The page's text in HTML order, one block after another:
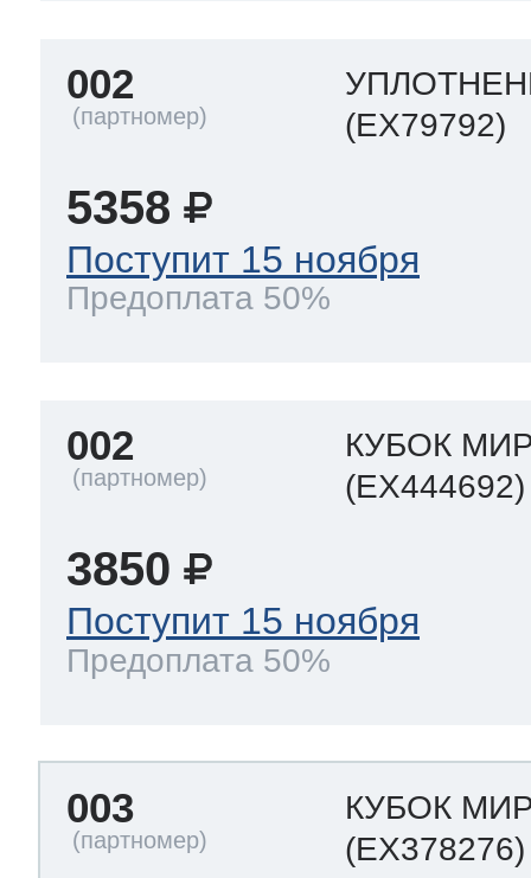
002
(EX79792)
5358
Поступит 15 ноября
Предоплата 50%
002
КУБОК
(EX444692)
3850
Поступит 15 ноября
Предоплата 50%
003
КУБОК
(EX378276)